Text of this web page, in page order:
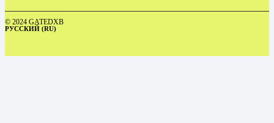
© 2024 GATEDXB
РУССКИЙ (RU)